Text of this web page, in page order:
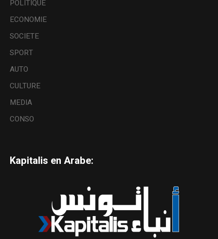
POLITIQUE
ECONOMIE
SOCIETE
SPORT
AUTO
CULTURE
MEDIA
CONSO
Kapitalis en Arabe: